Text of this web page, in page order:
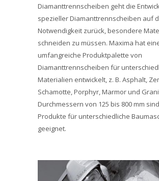
Diamanttrennscheiben geht die
spezieller Diamanttrennscheiben auf
Notwendigkeit zurück, besondere
schneiden zu müssen. Maxima hat
umfangreiche Produktpalette von
Diamanttrennscheiben für
Materialien entwickelt, z. B. Asphalt,
Schamotte, Porphyr, Marmor und
Durchmessern von 125 bis 800 mm
Produkte für unterschiedliche
geeignet.